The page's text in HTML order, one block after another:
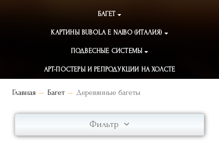
БАГЕТ
КАРТИНЫ BUBOLA E NAIBO (ИТАЛИЯ)
ПОДВЕСНЫЕ СИСТЕМЫ
АРТ-ПОСТЕРЫ И РЕПРОДУКЦИИ НА ХОЛСТЕ
Главная Багет Деревянные багеты
Фильтр